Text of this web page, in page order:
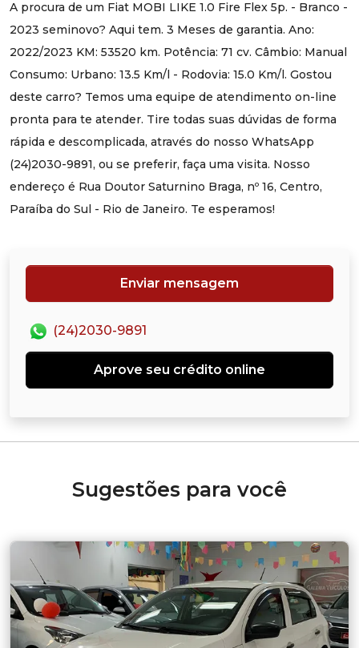
A procura de um Fiat MOBI LIKE 1.0 Fire Flex 5p. - Branco -
2023 seminovo? Aqui tem. 3 Meses de garantia. Ano:
2022/2023 KM: 53520 km. Potência: 71 cv. Câmbio: Manual
Consumo: Urbano: 13.5 Km/l - Rodovia: 15.0 Km/l. Gostou
deste carro? Temos uma equipe de atendimento on-line
pronta para te atender. Tire todas suas dúvidas de forma
rápida e descomplicada, através do nosso WhatsApp
(24)2030-9891, ou se preferir, faça uma visita. Nosso
endereço é Rua Doutor Saturnino Braga, nº 16, Centro,
Paraíba do Sul - Rio de Janeiro. Te esperamos!
Enviar mensagem
(24)2030-9891
Aprove seu crédito online
Sugestões para você